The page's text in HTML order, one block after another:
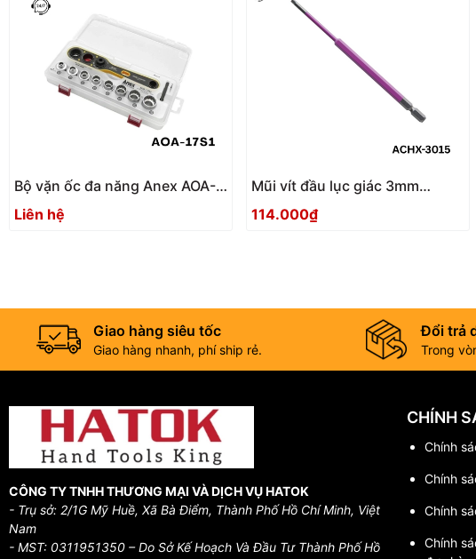
Bộ vặn ốc đa năng Anex AOA-
17S1 Nhật Bản
Liên hệ
Mũi vít đầu lục giác 3mm
ACHX-3015 Anex
114.000₫
Giao hàng siêu tốc
Giao hàng nhanh, phí ship rẻ.
Đổi trả
Trong
CÔNG TY TNHH THƯƠNG MẠI VÀ DỊCH VỤ HATOK
- Trụ sở: 2/1G Mỹ Huề, Xã Bà Điểm, Thành Phố Hồ Chí Minh, Việt
Nam
- MST: 0311951350 – Do Sở Kế Hoạch Và Đầu Tư Thành Phố Hồ
CHÍNH
Chính
Chính
Chính
Chính